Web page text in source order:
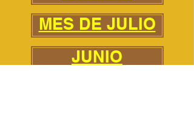
MES DE JULIO
JUNIO